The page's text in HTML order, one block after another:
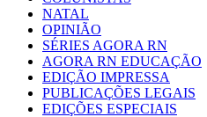
NATAL
OPINIÃO
SÉRIES AGORA RN
AGORA RN EDUCAÇÃO
EDIÇÃO IMPRESSA
PUBLICAÇÕES LEGAIS
EDIÇÕES ESPECIAIS